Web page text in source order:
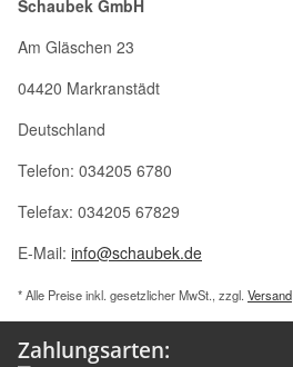
Schaubek GmbH
Am Gläschen 23
04420 Markranstädt
Deutschland
Telefon: 034205 6780
Telefax: 034205 67829
E-Mail: info@schaubek.de
* Alle Preise inkl. gesetzlicher MwSt., zzgl. Versand
Zahlungsarten: